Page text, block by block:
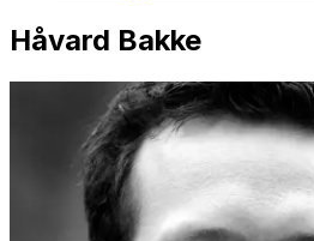
Håvard Bakke